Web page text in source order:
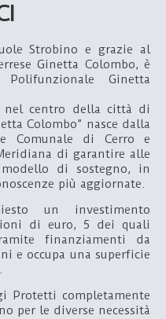
Strobino e grazie al
Ginetta Colombo, è
Ginetta
nel centro della città di
Colombo” nasce dalla
Comunale di Cerro e
di garantire alle
di sostegno, in
più aggiornate.
un investimento
di euro, 5 dei quali
finanziamenti da
e occupa una superficie
Protetti completamente
per le diverse necessità